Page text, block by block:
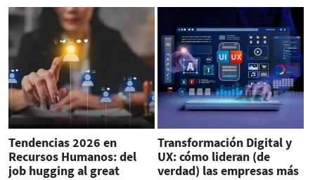
Latinoamérica
Tendencias 2026 en
Recursos Humanos: del
job hugging al great
Transformación Digital y
UX: cómo lideran (de
verdad) las empresas más